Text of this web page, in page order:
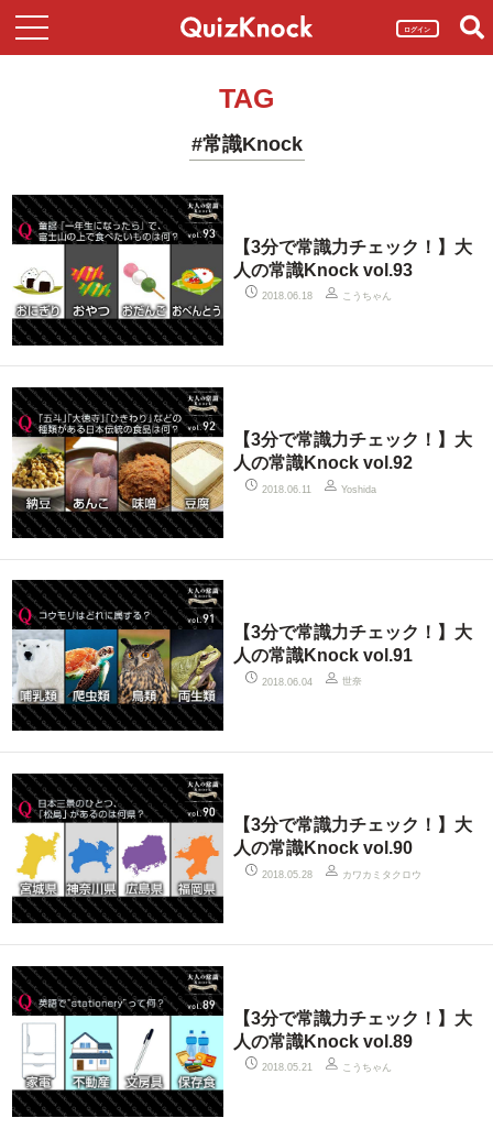
ログイン
TAG
#常識Knock
【3分で常識力チェック！】大
人の常識Knock vol.93
2018.06.18 こうちゃん
【3分で常識力チェック！】大
人の常識Knock vol.92
2018.06.11 Yoshida
【3分で常識力チェック！】大
人の常識Knock vol.91
2018.06.04 世奈
【3分で常識力チェック！】大
人の常識Knock vol.90
2018.05.28 カワカミタクロウ
【3分で常識力チェック！】大
人の常識Knock vol.89
2018.05.21 こうちゃん